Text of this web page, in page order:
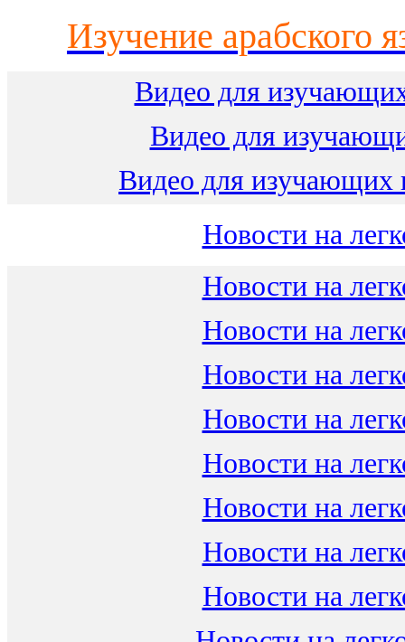
Изучение арабского
Видео для
Видео для
Видео для изучающих
Новости на
Новости на
Новости на
Новости на
Новости на
Новости на
Новости на
Новости на
Новости на